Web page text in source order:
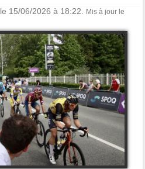
le 15/06/2026 à 18:22.
Mis à jour le